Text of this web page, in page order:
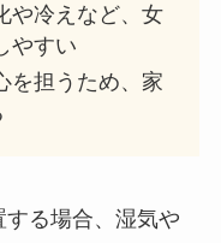
や冷えなど、女
やすい
を担うため、家
る場合、湿気や